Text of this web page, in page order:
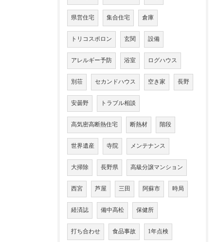
県営住宅 集合住宅 倉庫
トリコスポロン 玄関 設備
アレルギー予防 浴室 ログハウス
別荘 セカンドハウス 空き家 長野
安曇野 トラブル相談
高気密高断熱住宅 断熱材 階段
世界遺産 寺院 メンテナンス
大掃除 長野県 高級分譲マンション
西宮 芦屋 三田 阿蘇市 時局
経済誌 備中高松 保健所
打ち合わせ 食品事故 1年点検